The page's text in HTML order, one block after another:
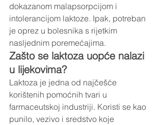
dokazanom malapsorpcijom i
intolerancijom laktoze. Ipak, potreban
je oprez u bolesnika s rijetkim
nasljednim poremećajima.
Zašto se laktoza uopće nalazi
u lijekovima?
Laktoza je jedna od najčešće
korištenih pomoćnih tvari u
farmaceutskoj industriji. Koristi se kao
punilo, vezivo i sredstvo koje